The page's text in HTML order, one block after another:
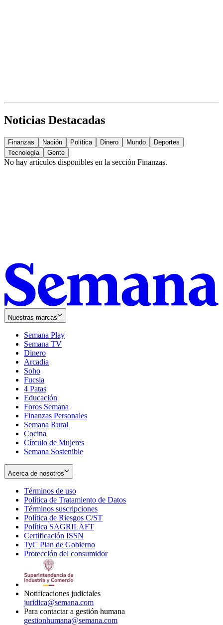
Noticias Destacadas
Finanzas Nación Política Dinero Mundo
Deportes
Tecnología
Gente
No hay artículos disponibles en la sección Finanzas.
Nuestras marcas
Semana Play
Semana TV
Dinero
Arcadia
Soho
in
new
window
Fucsia
in
new
window
4 Patas
Educación
Foros Semana
Finanzas Personales
Semana Rural
Cocina
Círculo de Mujeres
Semana Sostenible
Acerca de nosotros
Términos de uso
in
new
window
Política de Tratamiento de Datos
Términos suscripciones
in
Política de Riesgos C/ST
Política SAGRILAFT
new
window
Certificación ISSN
in
new
TyC Plan de Gobierno
in
Protección del consumidorOpens
Notificaciones judiciales
juridica@semana.com
Para contactar a gestión humana
gestionhumana@semana.com